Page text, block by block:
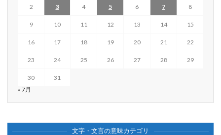
2 3 4 5 6 7 8
9 10 11 12 13 14 15
16 17 18 19 20 21 22
23 24 25 26 27 28 29
30
31
« 7月
文字・文言の意味カテゴリ